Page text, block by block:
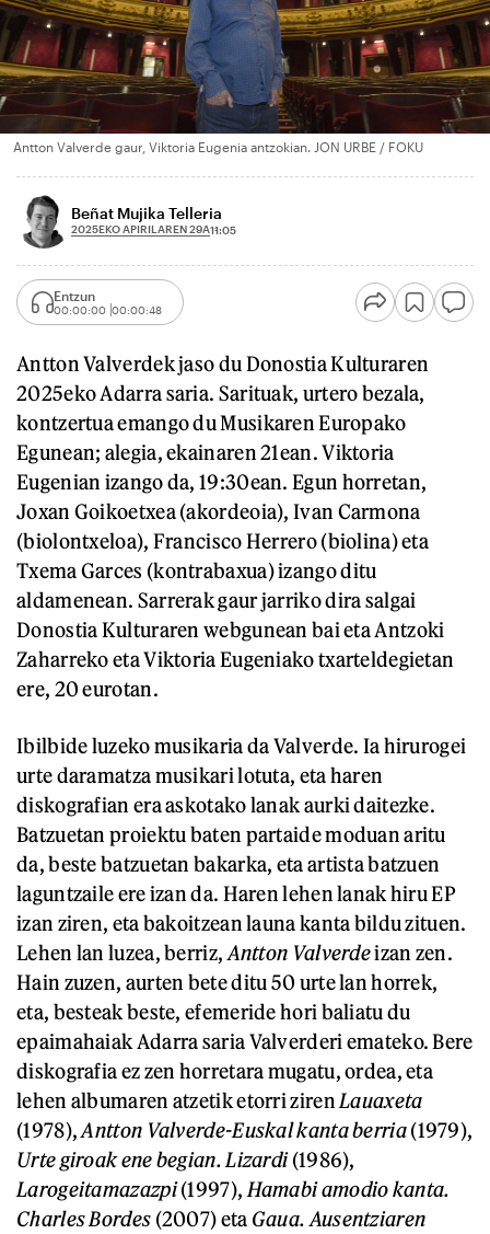
Antton Valverde gaur, Viktoria Eugenia antzokian. JON URBE / FOKU
Beñat Mujika Telleria
2025EKO APIRILAREN 29A11:05
Entzun
00:00:00 00:00:48
Antton Valverdek jaso du Donostia Kulturaren
2025eko Adarra saria. Sarituak, urtero bezala,
kontzertua emango du Musikaren Europako
Egunean; alegia, ekainaren 21ean. Viktoria
Eugenian izango da, 19:30ean. Egun horretan,
Joxan Goikoetxea (akordeoia), Ivan Carmona
(biolontxeloa), Francisco Herrero (biolina) eta
Txema Garces (kontrabaxua) izango ditu
aldamenean. Sarrerak gaur jarriko dira salgai
Donostia Kulturaren webgunean bai eta Antzoki
Zaharreko eta Viktoria Eugeniako txarteldegietan
ere, 20 eurotan.
Ibilbide luzeko musikaria da Valverde. Ia hirurogei
urte daramatza musikari lotuta, eta haren
diskografian era askotako lanak aurki daitezke.
Batzuetan proiektu baten partaide moduan aritu
da, beste batzuetan bakarka, eta artista batzuen
laguntzaile ere izan da. Haren lehen lanak hiru EP
izan ziren, eta bakoitzean launa kanta bildu zituen.
Lehen lan luzea, berriz, Antton Valverdeizan zen.
Hain zuzen, aurten bete ditu 50 urte lan horrek,
eta, besteak beste, efemeride hori baliatu du
epaimahaiak Adarra saria Valverderi emateko. Bere
diskografia ez zen horretara mugatu, ordea, eta
lehen albumaren atzetik etorri ziren Lauaxeta
(1978),Antton Valverde-Euskal kanta berria(1979),
Urte giroak ene begian. Lizardi(1986),
Larogeitamazazpi(1997), Hamabi amodio kanta.
Charles Bordes (2007) eta Gaua. Ausentziaren